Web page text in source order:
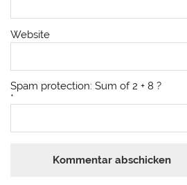
Website
Spam protection: Sum of 2 + 8 ?
*